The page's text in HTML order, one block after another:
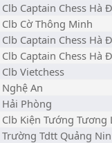
Clb Captain Chess Hà
Clb Cờ Thông Minh
Clb Captain Chess Hà
Clb Captain Chess Hà
Clb Vietchess
Nghệ An
Hải Phòng
Clb Kiện Tướng Tương
Trường Tdtt Quảng